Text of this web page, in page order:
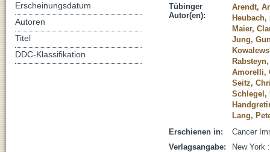
Tübinger
Autor(en):
Arendt,
Maier,
Jung,
Amorelli,
Seitz,
Schlegel,
Lang,
Erschienen in:
Cancer
Verlagsangabe:
New York
Erscheinungsdatum
Autoren
Titel
DDC-Klassifikation